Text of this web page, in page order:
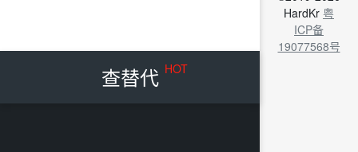
查替代 HOT
HardKr 粤
ICP备
19077568号